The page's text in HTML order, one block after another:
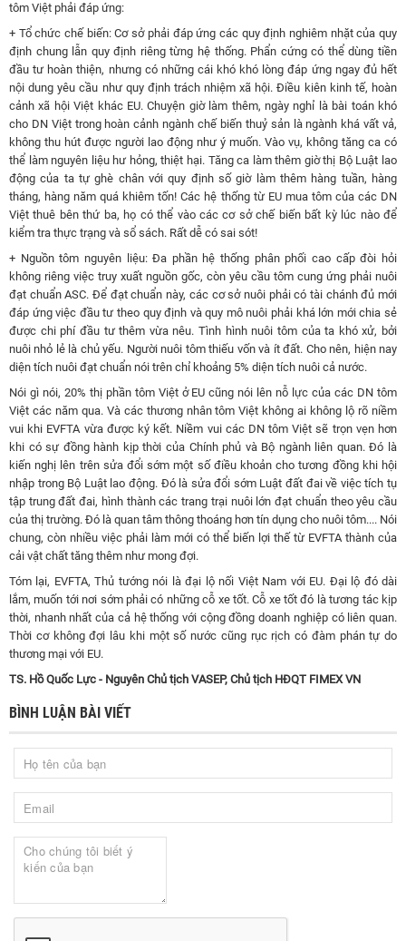
tôm Việt phải đáp ứng:
+ Tổ chức chế biến: Cơ sở phải đáp ứng các quy định nghiêm nhặt của quy
định chung lẫn quy định riêng từng hệ thống. Phẩn cứng có thể dùng tiền
đầu tư hoàn thiện, nhưng có những cái khó khó lòng đáp ứng ngay đủ hết
nội dung yêu cầu như quy định trách nhiệm xã hội. Điều kiên kinh tế, hoàn
cảnh xã hội Việt khác EU. Chuyện giờ làm thêm, ngày nghỉ là bài toán khó
cho DN Việt trong hoàn cảnh ngành chế biến thuỷ sản là ngành khá vất vả,
không thu hút được người lao động như ý muốn. Vào vụ, không tăng ca có
thể làm nguyên liệu hư hỏng, thiệt hại. Tăng ca làm thêm giờ thị Bộ Luật lao
động của ta tự ghè chân với quy định số giờ làm thêm hàng tuần, hàng
tháng, hàng năm quá khiêm tốn! Các hệ thống từ EU mua tôm của các DN
Việt thuê bên thứ ba, họ có thể vào các cơ sở chế biến bất kỳ lúc nào để
kiểm tra thực trạng và sổ sách. Rất dễ có sai sót!
+ Nguồn tôm nguyên liệu: Đa phần hệ thống phân phối cao cấp đòi hỏi
không riêng việc truy xuất nguồn gốc, còn yêu cầu tôm cung ứng phải nuôi
đạt chuẩn ASC. Để đạt chuẩn này, các cơ sở nuôi phải có tài chánh đủ mới
đáp ứng việc đầu tư theo quy định và quy mô nuôi phải khá lớn mới chia sẻ
được chi phí đầu tư thêm vừa nêu. Tình hình nuôi tôm của ta khó xử, bởi
nuôi nhỏ lẻ là chủ yếu. Người nuôi tôm thiếu vốn và ít đất. Cho nên, hiện nay
diện tích nuôi đạt chuẩn nói trên chỉ khoảng 5% diện tích nuôi cả nước.
Nói gì nói, 20% thị phần tôm Việt ở EU cũng nói lên nỗ lực của các DN tôm
Việt các năm qua. Và các thương nhân tôm Việt không ai không lộ rõ niềm
vui khi EVFTA vừa được ký kết. Niềm vui các DN tôm Việt sẽ trọn vẹn hơn
khi có sự đồng hành kịp thời của Chính phủ và Bộ ngành liên quan. Đó là
kiến nghị lên trên sửa đổi sớm một số điều khoản cho tương đồng khi hội
nhập trong Bộ Luật lao động. Đó là sửa đổi sớm Luật đất đai về việc tích tụ
tập trung đất đai, hình thành các trang trại nuôi lớn đạt chuẩn theo yêu cầu
của thị trường. Đó là quan tâm thông thoáng hơn tín dụng cho nuôi tôm.... Nói
chung, còn nhiều việc phải làm mới có thể biến lợi thế từ EVFTA thành của
cải vật chất tăng thêm như mong đợi.
Tóm lại, EVFTA, Thủ tướng nói là đại lộ nối Việt Nam với EU. Đại lộ đó dài
lắm, muốn tới nơi sớm phải có những cỗ xe tốt. Cỗ xe tốt đó là tương tác kịp
thời, nhanh nhất của cả hệ thống với cộng đồng doanh nghiệp có liên quan.
Thời cơ không đợi lâu khi một số nước cũng rục rịch có đàm phán tự do
thương mại với EU.
TS. Hồ Quốc Lực - Nguyên Chủ tịch VASEP, Chủ tịch HĐQT FIMEX VN
BÌNH LUẬN BÀI VIẾT